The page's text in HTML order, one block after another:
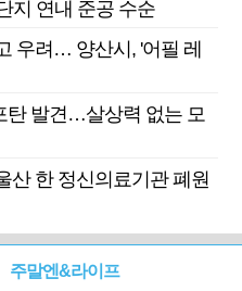
지 연내 준공 수순
우려… 양산시, '어필 레
탄 발견…살상력 없는 모
산 한 정신의료기관 폐원
주말엔&라이프